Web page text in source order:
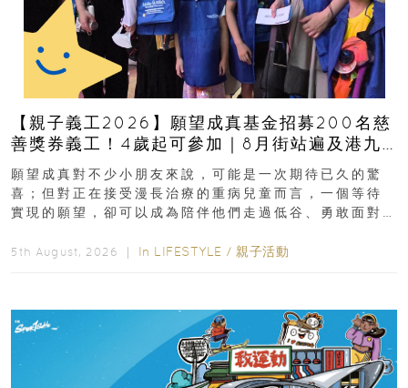
【親子義工2026】願望成真基金招募200名慈
善獎券義工！4歲起可參加｜8月街站遍及港九
新界
願望成真對不少小朋友來說，可能是一次期待已久的驚
喜；但對正在接受漫長治療的重病兒童而言，一個等待
實現的願望，卻可以成為陪伴他們走過低谷、勇敢面對
5th August, 2026 ｜ In LIFESTYLE / 親子活動